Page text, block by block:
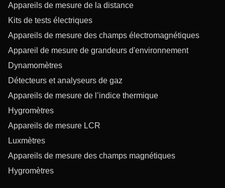
Appareils de mesure de la distance
Kits de tests électriques
Appareils de mesure des champs électromagnétiques
Appareil de mesure de grandeurs d'environnement
Dynamomètres
Détecteurs et analyseurs de gaz
Appareils de mesure de l’indice thermique
Hygromètres
Appareils de mesure LCR
Luxmètres
Appareils de mesure des champs magnétiques
Hygromètres